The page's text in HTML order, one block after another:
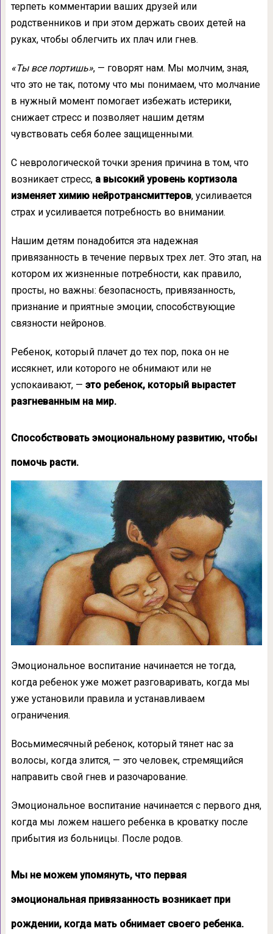
терпеть комментарии ваших друзей или
родственников и при этом держать своих детей на
руках, чтобы облегчить их плач или гнев.
«Ты все портишь», — говорят нам. Мы молчим, зная,
что это не так, потому что мы понимаем, что молчание
в нужный момент помогает избежать истерики,
снижает стресс и позволяет нашим детям
чувствовать себя более защищенными.
С неврологической точки зрения причина в том, что
возникает стресс, а высокий уровень кортизола
изменяет химию нейротрансмиттеров, усиливается
страх и усиливается потребность во внимании.
Нашим детям понадобится эта надежная
привязанность в течение первых трех лет. Это этап, на
котором их жизненные потребности, как правило,
просты, но важны: безопасность, привязанность,
признание и приятные эмоции, способствующие
связности нейронов.
Ребенок, который плачет до тех пор, пока он не
иссякнет, или которого не обнимают или не
успокаивают, — это ребенок, который вырастет
разгневанным на мир.
Способствовать эмоциональному развитию, чтобы
помочь расти.
Эмоциональное воспитание начинается не тогда,
когда ребенок уже может разговаривать, когда мы
уже установили правила и устанавливаем
ограничения.
Восьмимесячный ребенок, который тянет нас за
волосы, когда злится, — это человек, стремящийся
направить свой гнев и разочарование.
Эмоциональное воспитание начинается с первого дня,
когда мы ложем нашего ребенка в кроватку после
прибытия из больницы. После родов.
Мы не можем упомянуть, что первая
эмоциональная привязанность возникает при
рождении, когда мать обнимает своего ребенка.